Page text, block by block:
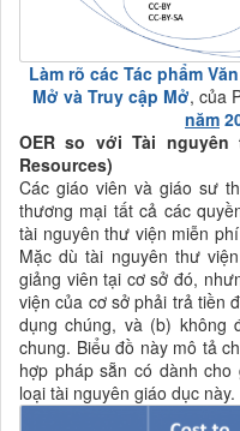
Làm rõ các Tác phẩm
Mở và Truy cập Mở, của
năm
OER so với Tài
Resources)
Các giáo viên và giáo sư
thương mại tất cả các
tài nguyên thư viện miễn
Mặc dù tài nguyên thư
giảng viên tại cơ sở đó,
viện của cơ sở phải trả tiền
dụng chúng, và (b) không
chung. Biểu đồ này mô tả
hợp pháp sẵn có dành
loại tài nguyên giáo dục này.